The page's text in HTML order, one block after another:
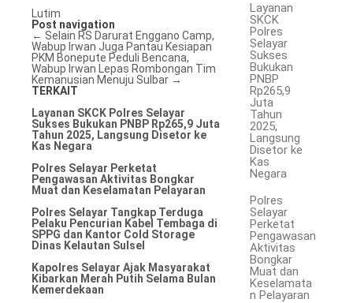
Lutim
Post navigation
← Selain RS Darurat Enggano Camp,
Wabup Irwan Juga Pantau Kesiapan
PKM Bonepute Peduli Bencana,
Wabup Irwan Lepas Rombongan Tim
Kemanusian Menuju Sulbar →
TERKAIT
Layanan SKCK Polres Selayar
Sukses Bukukan PNBP Rp265,9 Juta
Tahun 2025, Langsung Disetor ke
Kas Negara
Polres Selayar Perketat
Pengawasan Aktivitas Bongkar
Muat dan Keselamatan Pelayaran
Polres Selayar Tangkap Terduga
Pelaku Pencurian Kabel Tembaga di
SPPG dan Kantor Cold Storage
Dinas Kelautan Sulsel
Kapolres Selayar Ajak Masyarakat
Kibarkan Merah Putih Selama Bulan
Kemerdekaan
Layanan
SKCK
Polres
Selayar
Sukses
Bukukan
PNBP
Rp265,9
Juta
Tahun
2025,
Langsung
Disetor ke
Kas
Negara
Polres
Selayar
Perketat
Pengawasan
Aktivitas
Bongkar
Muat dan
Keselamata
n Pelayaran